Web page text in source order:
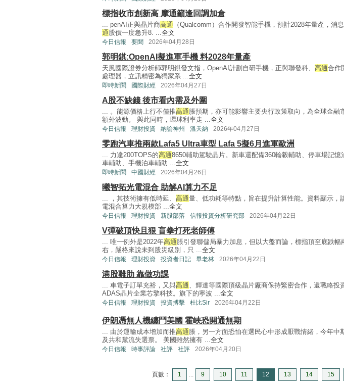
標指收市創新高 摩通籲逢回調加倉
... penAI正與晶片商高通 （Qualcomm）合作開發智能手機，預計2028年量產，消
通股價一度急升8. ...全文
今日信報 要聞 2026年04月28日
郭明錤:OpenAI擬進軍手機 料2028年量產
天風國際證券分析師郭明錤發文指，OpenAI計劃自研手機，正與聯發科、 高通合作
處理器，立訊精密為獨家系 ...全文
即時新聞 國際財經 2026年04月27日
A股不缺錢 後市看內需及外圍
... 。能源價格上行不僅推高通脹預期，亦可能影響主要央行政策取向，為全球金融
額外波動。 與此同時，環球利率走 ...全文
今日信報 理財投資 納論神州 溫天納 2026年04月27日
零跑汽車推兩款Lafa5 Ultra車型 Lafa 5擬6月進軍歐洲
... 力達200TOPS的高通8650輔助駕駛晶片。新車還配備360輪轂輔助、停車場記憶
車輔助、手機泊車輔助 ...全文
即時新聞 中國財經 2026年04月26日
曦智拓光電混合 助解AI算力不足
... ，其技術擁有低時延、 高通量、低功耗等特點，旨在提升計算性能。資料顯示，
電混合算力大規模部 ...全文
今日信報 理財投資 新股部落 信報投資分析研究部 2026年04月22日
V彈破頂快且狠 盲拳打死老師傅
... 唯一例外是2022年高通脹引發聯儲局暴力加息，但以大盤而論，標指頂至底跌幅
右，嚴格來說未到股災級別，只 ...全文
今日信報 理財投資 投資者日記 畢老林 2026年04月22日
港股雞肋 靠做功課
... 車電子訂單充裕，又與高通、輝達等國際頂級晶片廠商保持緊密合作，還戰略投
ADAS晶片企業芯擎科技。旗下的寧波 ...全文
今日信報 理財投資 投資搏擊 杜比Sir 2026年04月22日
伊朗憑無人機纏鬥美國 霍峽恐開通無期
... 由於運輸成本增加而推高通脹，另一方面恐怕在選民心中形成厭戰情緒，今年中
及共和黨流失選票。 美國雖然擁有 ... 全文
今日信報 時事評論 社評 社評 2026年04月20日
頁數： 1 9 10 11 12 13 14 15